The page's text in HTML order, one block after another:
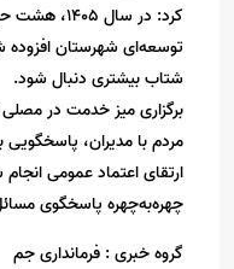
کرد: در سال
توسعه‌ای شهرستان افزوده
شتاب بیشتری دنبال شود.
برگزاری میز خدمت در
مردم با مدیران،
ارتقای اعتماد عمومی
چهره‌به‌چهره پاسخگوی
گروه خبری : فرمانداری جم